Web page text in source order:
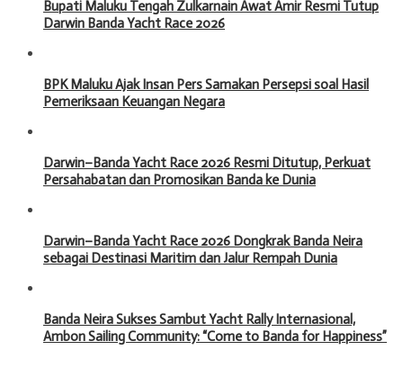
Bupati Maluku Tengah Zulkarnain Awat Amir Resmi Tutup
Darwin Banda Yacht Race 2026
BPK Maluku Ajak Insan Pers Samakan Persepsi soal Hasil
Pemeriksaan Keuangan Negara
Darwin–Banda Yacht Race 2026 Resmi Ditutup, Perkuat
Persahabatan dan Promosikan Banda ke Dunia
Darwin–Banda Yacht Race 2026 Dongkrak Banda Neira
sebagai Destinasi Maritim dan Jalur Rempah Dunia
Banda Neira Sukses Sambut Yacht Rally Internasional,
Ambon Sailing Community: “Come to Banda for Happiness”